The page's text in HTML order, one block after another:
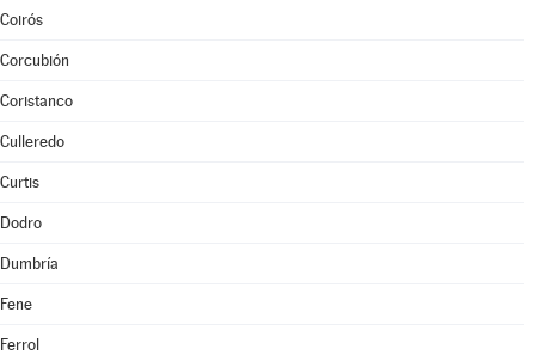
Coirós
Corcubión
Coristanco
Culleredo
Curtis
Dodro
Dumbría
Fene
Ferrol